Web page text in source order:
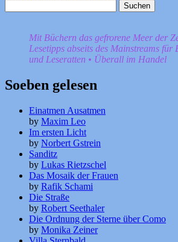
nach:
Mit Büchern das gefrorene Meer der
Lesetipps abseits des Mainstreams für
und Leseratten • Überall im Handel
Soeben gelesen
Einatmen Ausatmen
by Maxim Leo
Im ersten Licht
by Norbert Gstrein
Sanditz
by Lukas Rietzschel
Das Mosaik der Frauen
by Rafik Schami
Die Straße
by Robert Seethaler
Die Ordnung der Sterne über Como
by Monika Zeiner